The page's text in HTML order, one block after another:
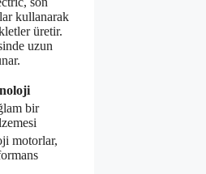
kullanarak
üretir.
uzun
bir
motorlar,